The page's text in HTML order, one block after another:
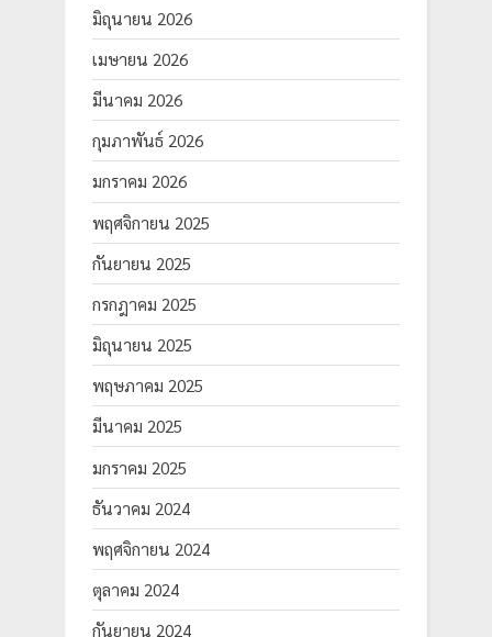
มิถุนายน 2026
เมษายน 2026
มีนาคม 2026
กุมภาพันธ์ 2026
มกราคม 2026
พฤศจิกายน 2025
กันยายน 2025
กรกฎาคม 2025
มิถุนายน 2025
พฤษภาคม 2025
มีนาคม 2025
มกราคม 2025
ธันวาคม 2024
พฤศจิกายน 2024
ตุลาคม 2024
กันยายน 2024